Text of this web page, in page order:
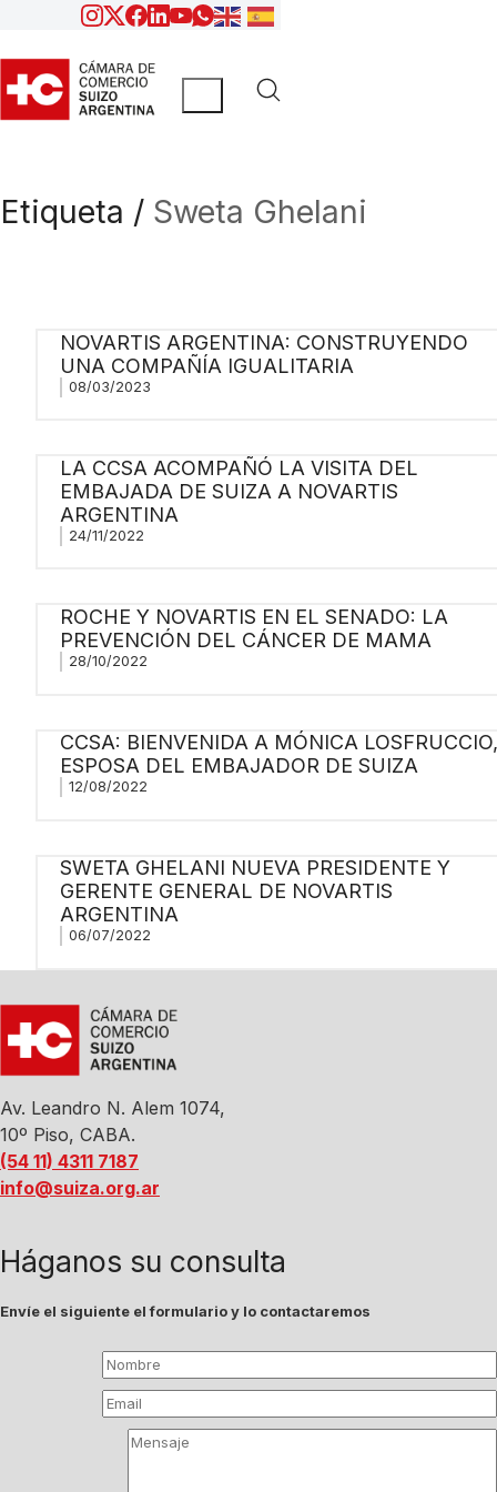
Etiqueta / Sweta Ghelani
NOVARTIS ARGENTINA: CONSTRUYENDO
UNA COMPAÑÍA IGUALITARIA
08/03/2023
LA CCSA ACOMPAÑÓ LA VISITA DEL
EMBAJADA DE SUIZA A NOVARTIS
ARGENTINA
24/11/2022
ROCHE Y NOVARTIS EN EL SENADO: LA
PREVENCIÓN DEL CÁNCER DE MAMA
28/10/2022
CCSA: BIENVENIDA A MÓNICA LOSFRUCCIO,
ESPOSA DEL EMBAJADOR DE SUIZA
12/08/2022
SWETA GHELANI NUEVA PRESIDENTE Y
GERENTE GENERAL DE NOVARTIS
ARGENTINA
06/07/2022
Av. Leandro N. Alem 1074,
10º Piso, CABA.
(54 11) 4311 7187
info@suiza.org.ar
Háganos su consulta
Envíe el siguiente el formulario y lo contactaremos